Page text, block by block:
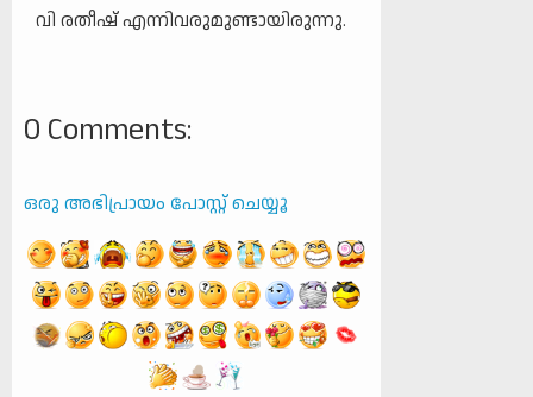
വി രതീഷ് എന്നിവരുമുണ്ടായിരുന്നു.
0 Comments:
ഒരു അഭിപ്രായം പോസ്റ്റ് ചെയ്യൂ